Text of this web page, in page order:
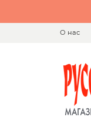
О нас